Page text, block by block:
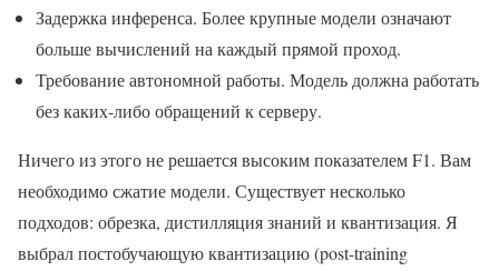
Задержка инференса. Более крупные модели означают
больше вычислений на каждый прямой проход.
Требование автономной работы. Модель должна работать
без каких-либо обращений к серверу.
Ничего из этого не решается высоким показателем F1. Вам
необходимо сжатие модели. Существует несколько
подходов: обрезка, дистилляция знаний и квантизация. Я
выбрал постобучающую квантизацию (post-training